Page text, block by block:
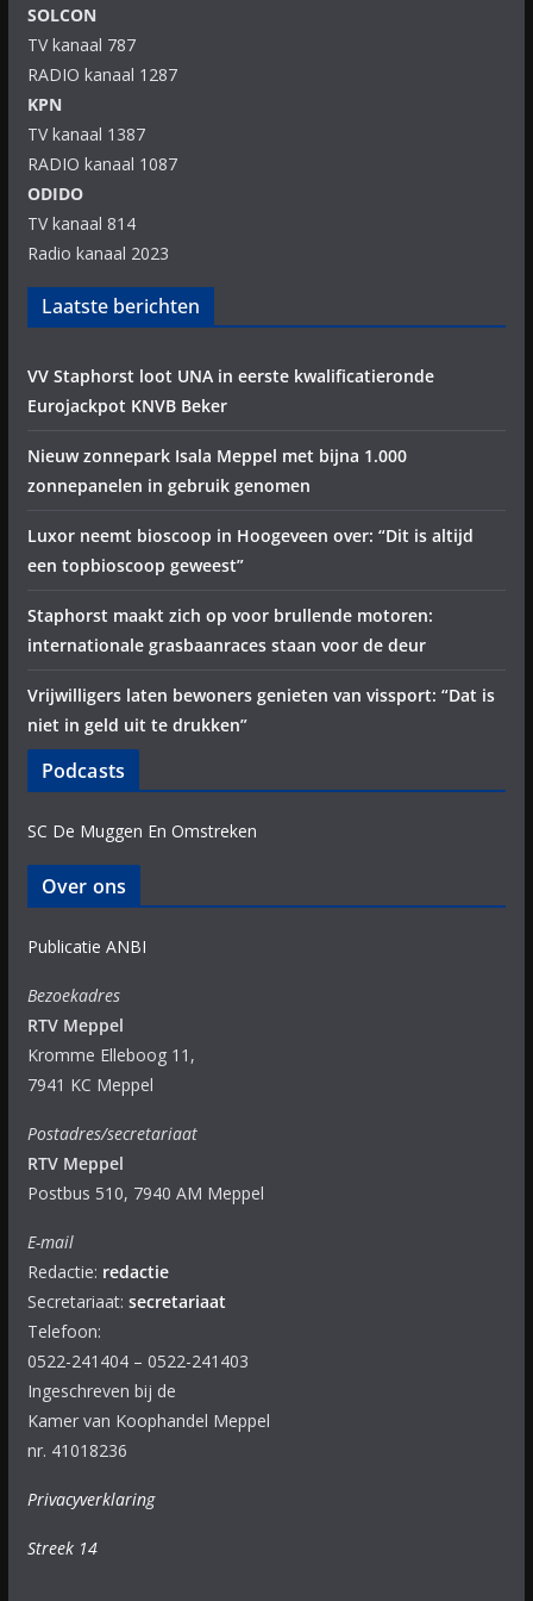
SOLCON
TV kanaal 787
RADIO kanaal 1287
KPN
TV kanaal 1387
RADIO kanaal 1087
ODIDO
TV kanaal 814
Radio kanaal 2023
Laatste berichten
VV Staphorst loot UNA in eerste kwalificatieronde
Eurojackpot KNVB Beker
Nieuw zonnepark Isala Meppel met bijna 1.000
zonnepanelen in gebruik genomen
Luxor neemt bioscoop in Hoogeveen over: “Dit is altijd
een topbioscoop geweest”
Staphorst maakt zich op voor brullende motoren:
internationale grasbaanraces staan voor de deur
Vrijwilligers laten bewoners genieten van vissport: “Dat is
niet in geld uit te drukken”
Podcasts
SC De Muggen En Omstreken
Over ons
Publicatie ANBI
Bezoekadres
RTV Meppel
Kromme Elleboog 11,
7941 KC Meppel
Postadres/secretariaat
RTV Meppel
Postbus 510, 7940 AM Meppel
E-mail
Redactie: redactie
Secretariaat: secretariaat
Telefoon:
0522-241404 – 0522-241403
Ingeschreven bij de
Kamer van Koophandel Meppel
nr. 41018236
Privacyverklaring
Streek 14